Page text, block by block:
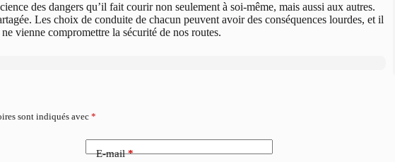
des dangers qu’il fait courir non seulement à soi-même, mais aussi aux autres.
Les choix de conduite de chacun peuvent avoir des conséquences lourdes, et il
vienne compromettre la sécurité de nos routes.
sont indiqués avec *
E-mail*